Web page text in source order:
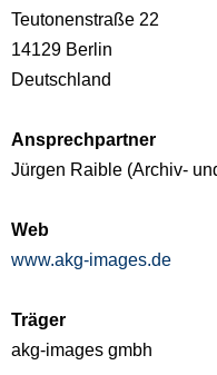
Teutonenstraße 22
14129 Berlin
Deutschland
Ansprechpartner
Jürgen Raible (Archiv-
Web
www.akg-images.de
Träger
akg-images gmbh